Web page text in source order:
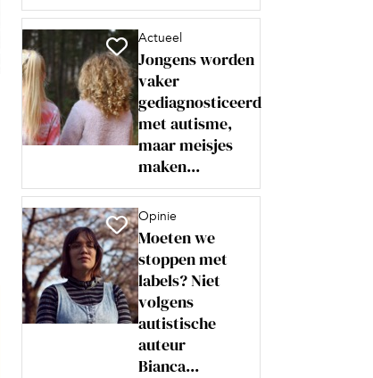
Actueel
Jongens worden
vaker
gediagnosticeerd
met autisme,
maar meisjes
maken...
Opinie
Moeten we
stoppen met
labels? Niet
volgens
autistische
auteur
Bianca...